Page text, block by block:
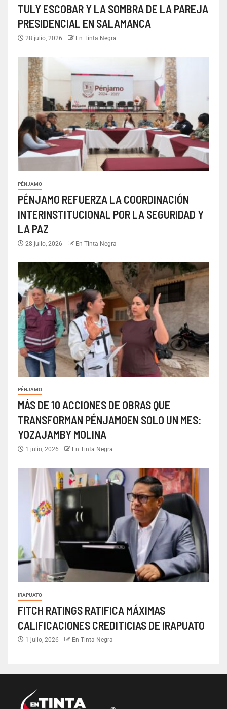
TULY ESCOBAR Y LA SOMBRA DE LA PAREJA
PRESIDENCIAL EN SALAMANCA
28 julio, 2026 En Tinta Negra
PÉNJAMO
PÉNJAMO REFUERZA LA COORDINACIÓN
INTERINSTITUCIONAL POR LA SEGURIDAD Y
LA PAZ
28 julio, 2026 En Tinta Negra
PÉNJAMO
MÁS DE 10 ACCIONES DE OBRAS QUE
TRANSFORMAN PÉNJAMOEN SOLO UN MES:
YOZAJAMBY MOLINA
1 julio, 2026 En Tinta Negra
IRAPUATO
FITCH RATINGS RATIFICA MÁXIMAS
CALIFICACIONES CREDITICIAS DE IRAPUATO
1 julio, 2026 En Tinta Negra